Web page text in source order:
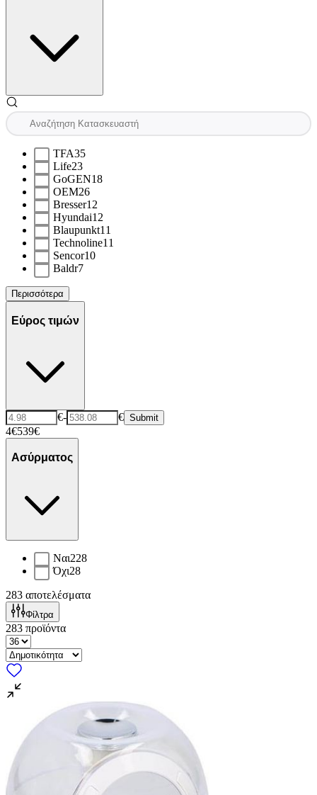
TFA35
Life23
GoGEN18
OEM26
Bresser12
Hyundai12
Blaupunkt11
Technoline11
Sencor10
Baldr7
Περισσότερα
Εύρος τιμών
€- € Submit
4€539€
Ασύρματος
Ναι228
Όχι28
283 αποτελέσματα
Φίλτρα
283 προϊόντα